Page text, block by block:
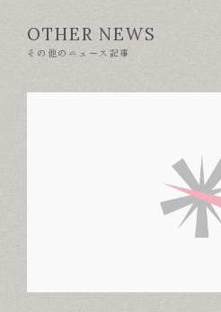
OTHER NEWS
その他のニュース記事